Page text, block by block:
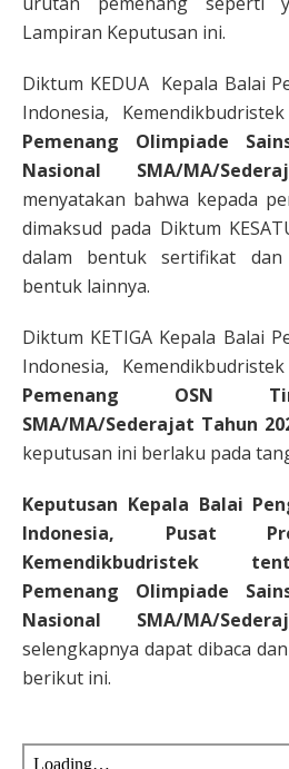
Lampiran Keputusan ini.
Diktum KEDUA Kepala Balai
Indonesia,
Pemenang Olimpiade
Nasional SMA/MA/
menyatakan bahwa kepada
dimaksud pada Diktum
dalam bentuk sertifikat dan
bentuk lainnya.
Diktum KETIGA Kepala Balai
Indonesia,
Pemenang OSN
SMA/MA/Sederajat Tahun
keputusan ini berlaku pada
Keputusan Kepala Balai
Indonesia, Pusat
Kemendikbudristek
Pemenang Olimpiade
Nasional SMA/MA/
selengkapnya dapat dibaca
berikut ini.